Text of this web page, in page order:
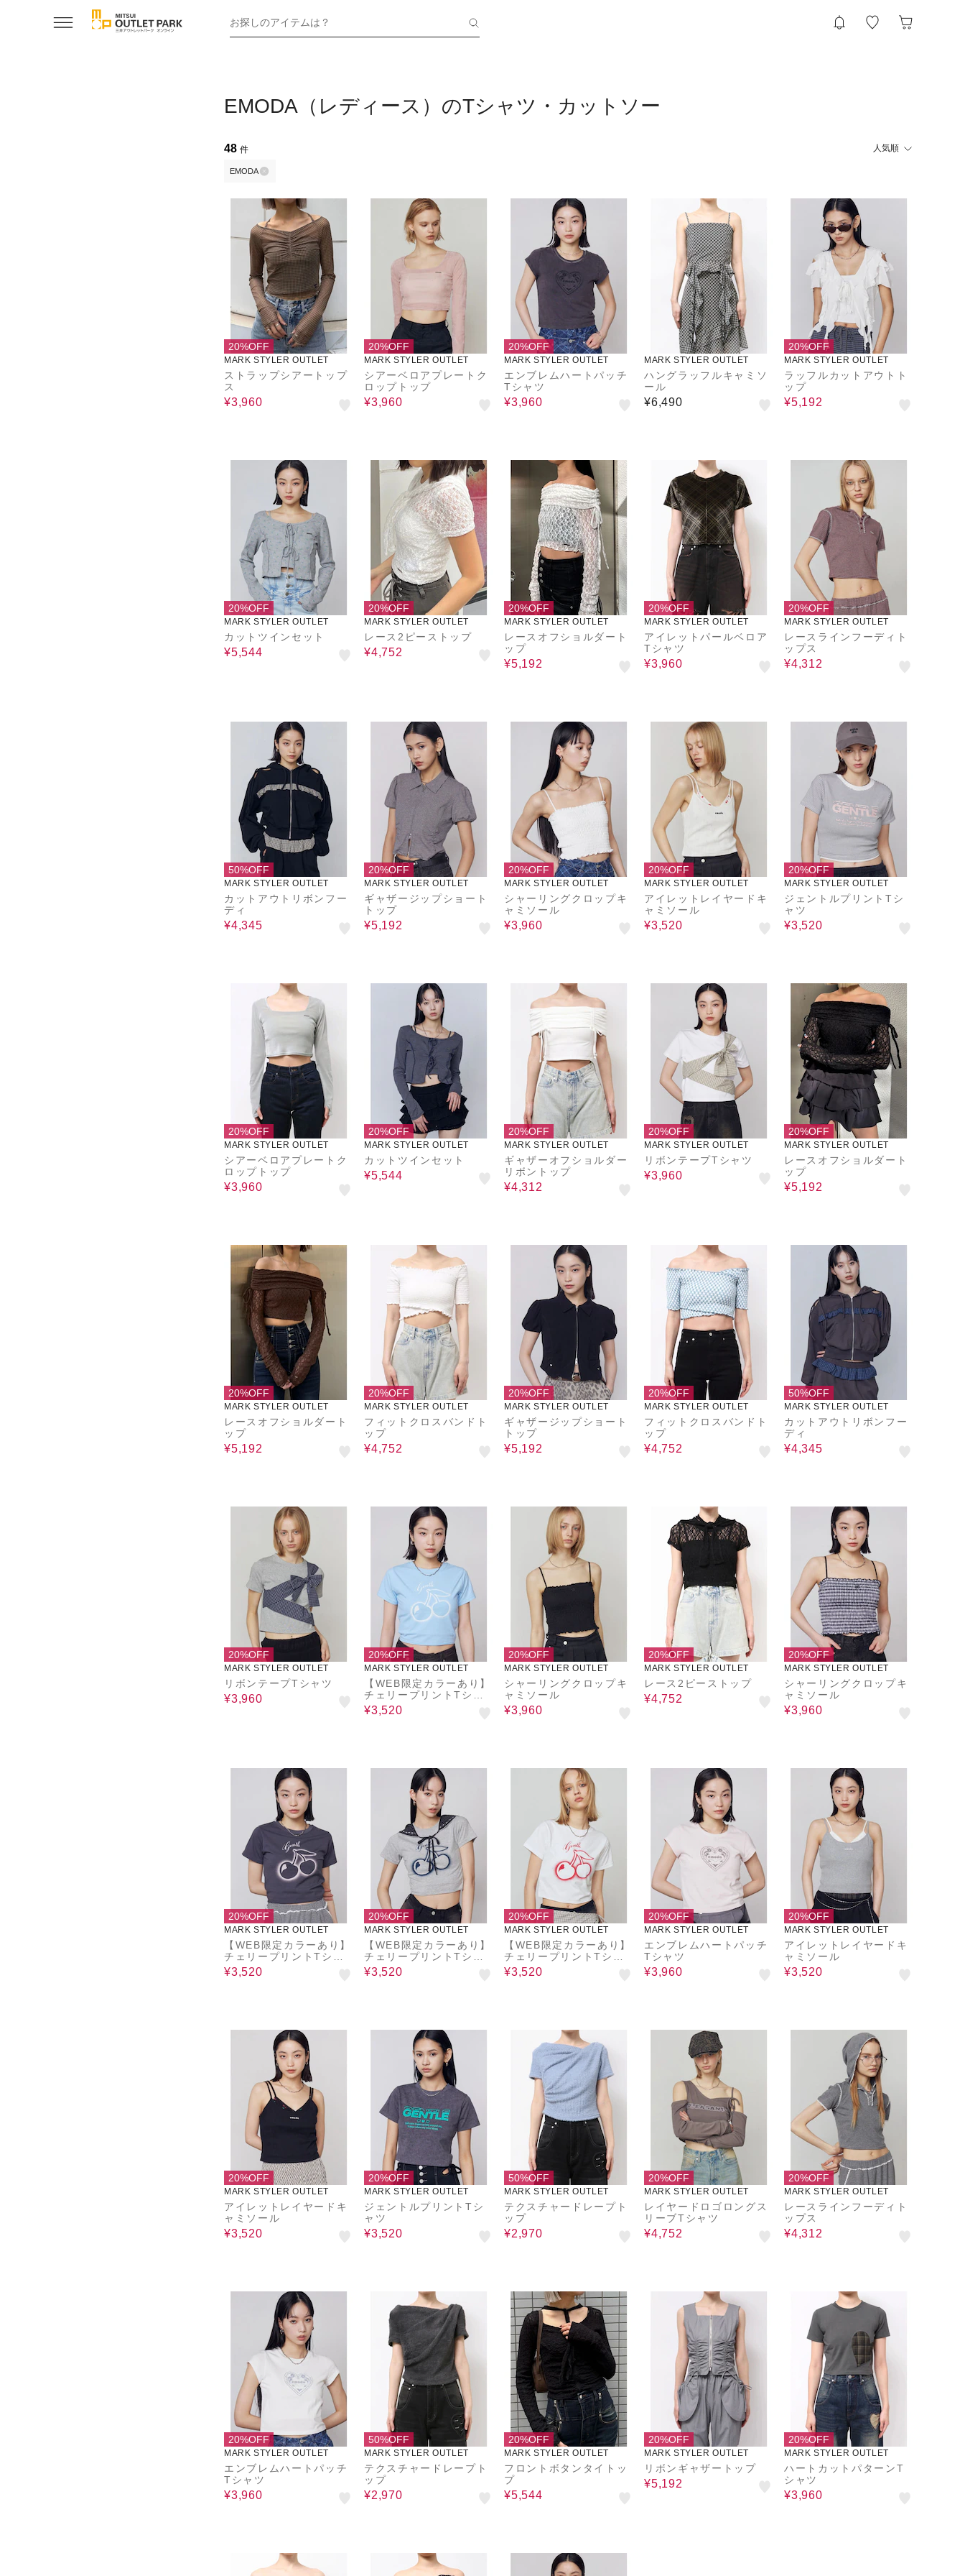
お探しのアイテムは？
EMODA（レディース）のTシャツ・カットソー
48 件 人気順
EMODA
20%OFF
MARK STYLER OUTLET
ストラップシアートップ
ス
¥3,960
20%OFF
MARK STYLER OUTLET
シアーベロアプレートク
ロップトップ
¥3,960
20%OFF
MARK STYLER OUTLET
エンブレムハートパッチ
Tシャツ
¥3,960
MARK STYLER OUTLET
ハングラッフルキャミソ
ール
¥6,490
20%OFF
MARK STYLER OUTLET
ラッフルカットアウトト
ップ
¥5,192
20%OFF
MARK STYLER OUTLET
カットツインセット
¥5,544
20%OFF
MARK STYLER OUTLET
レース2ピーストップ
¥4,752
20%OFF
MARK STYLER OUTLET
レースオフショルダート
ップ
¥5,192
20%OFF
MARK STYLER OUTLET
アイレットパールベロア
Tシャツ
¥3,960
20%OFF
MARK STYLER OUTLET
レースラインフーディト
ップス
¥4,312
50%OFF
MARK STYLER OUTLET
カットアウトリボンフー
ディ
¥4,345
20%OFF
MARK STYLER OUTLET
ギャザージップショート
トップ
¥5,192
20%OFF
MARK STYLER OUTLET
シャーリングクロップキ
ャミソール
¥3,960
20%OFF
MARK STYLER OUTLET
アイレットレイヤードキ
ャミソール
¥3,520
20%OFF
MARK STYLER OUTLET
ジェントルプリントTシ
ャツ
¥3,520
20%OFF
MARK STYLER OUTLET
シアーベロアプレートク
ロップトップ
¥3,960
20%OFF
MARK STYLER OUTLET
カットツインセット
¥5,544
20%OFF
MARK STYLER OUTLET
ギャザーオフショルダー
リボントップ
¥4,312
20%OFF
MARK STYLER OUTLET
リボンテープTシャツ
¥3,960
20%OFF
MARK STYLER OUTLET
レースオフショルダート
ップ
¥5,192
20%OFF
MARK STYLER OUTLET
レースオフショルダート
ップ
¥5,192
20%OFF
MARK STYLER OUTLET
フィットクロスバンドト
ップ
¥4,752
20%OFF
MARK STYLER OUTLET
ギャザージップショート
トップ
¥5,192
20%OFF
MARK STYLER OUTLET
フィットクロスバンドト
ップ
¥4,752
50%OFF
MARK STYLER OUTLET
カットアウトリボンフー
ディ
¥4,345
20%OFF
MARK STYLER OUTLET
リボンテープTシャツ
¥3,960
20%OFF
MARK STYLER OUTLET
【WEB限定カラーあり】
チェリープリントTシャ
ツ
¥3,520
20%OFF
MARK STYLER OUTLET
シャーリングクロップキ
ャミソール
¥3,960
20%OFF
MARK STYLER OUTLET
レース2ピーストップ
¥4,752
20%OFF
MARK STYLER OUTLET
シャーリングクロップキ
ャミソール
¥3,960
20%OFF
MARK STYLER OUTLET
【WEB限定カラーあり】
チェリープリントTシャ
ツ
¥3,520
20%OFF
MARK STYLER OUTLET
【WEB限定カラーあり】
チェリープリントTシャ
ツ
¥3,520
20%OFF
MARK STYLER OUTLET
【WEB限定カラーあり】
チェリープリントTシャ
ツ
¥3,520
20%OFF
MARK STYLER OUTLET
エンブレムハートパッチ
Tシャツ
¥3,960
20%OFF
MARK STYLER OUTLET
アイレットレイヤードキ
ャミソール
¥3,520
20%OFF
MARK STYLER OUTLET
アイレットレイヤードキ
ャミソール
¥3,520
20%OFF
MARK STYLER OUTLET
ジェントルプリントTシ
ャツ
¥3,520
50%OFF
MARK STYLER OUTLET
テクスチャードレープト
ップ
¥2,970
20%OFF
MARK STYLER OUTLET
レイヤードロゴロングス
リーブTシャツ
¥4,752
20%OFF
MARK STYLER OUTLET
レースラインフーディト
ップス
¥4,312
20%OFF
MARK STYLER OUTLET
エンブレムハートパッチ
Tシャツ
¥3,960
50%OFF
MARK STYLER OUTLET
テクスチャードレープト
ップ
¥2,970
20%OFF
MARK STYLER OUTLET
フロントボタンタイトッ
プ
¥5,544
20%OFF
MARK STYLER OUTLET
リボンギャザートップ
¥5,192
20%OFF
MARK STYLER OUTLET
ハートカットパターンT
シャツ
¥3,960